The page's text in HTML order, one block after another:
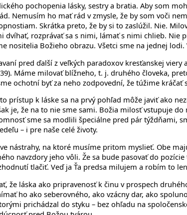
pochopenia lásky, sestry a bratia. Aby som
Nemusím ho mať rád v zmysle, že by som voči
Skrátka preto, že by si to zaslúžil. Nie.
dvíhať, rozprávať sa s nimi, lámať s nimi chlieb.
nositelia Božieho obrazu. Všetci sme na jednej
pred ďalší z veľkých paradoxov kresťanskej
Máme milovať blížneho, t. j. druhého človeka,
ochotní byť za neho zodpovední, že túžime kráčať
prístup k láske sa na prvý pohľad môže javiť ako
je, že na to nie sme sami. Božia milosť vstupuje
sme sa modlili špeciálne pred pár týždňami,
– i pre naše celé životy.
nástrahy, na ktoré musíme pritom myslieť. Obe
navzdory jeho vôli. Že sa bude pasovať do
tlačiť. Veď ja Ťa predsa milujem a robím to
že láska ako pripravenosť k činu v prospech
ho ako seberovného, ako vzácny dar, ako
prichádzal do styku – bez ohľadu na